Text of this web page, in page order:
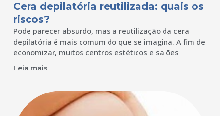
Cera depilatória reutilizada: quais os
riscos?
Pode parecer absurdo, mas a reutilização da cera
depilatória é mais comum do que se imagina. A fim de
economizar, muitos centros estéticos e salões
Leia mais